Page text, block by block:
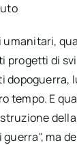
progetti di
dopoguerra,
tempo. E
ma